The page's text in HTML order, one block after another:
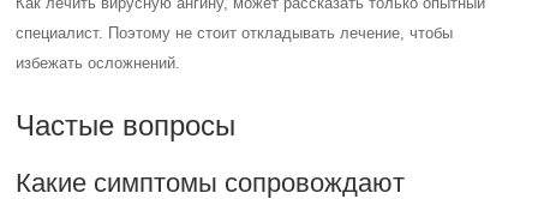
специалист. Поэтому не стоит откладывать лечение, чтобы
избежать осложнений.
Частые вопросы
Какие симптомы сопровождают